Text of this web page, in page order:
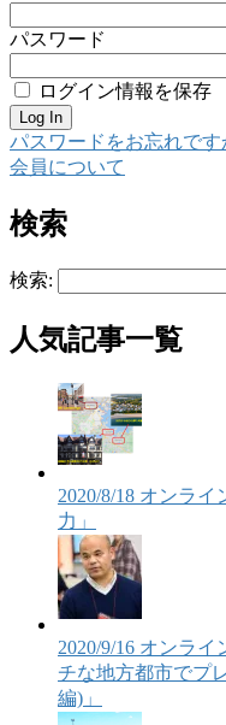
パスワード
ログイン情報を保存
パスワードをお忘れです
会員について
検索
検索:
人気記事一覧
2020/8/18 オンラ
力」
2020/9/16 オンラ
チな地方都市でプ
編)」